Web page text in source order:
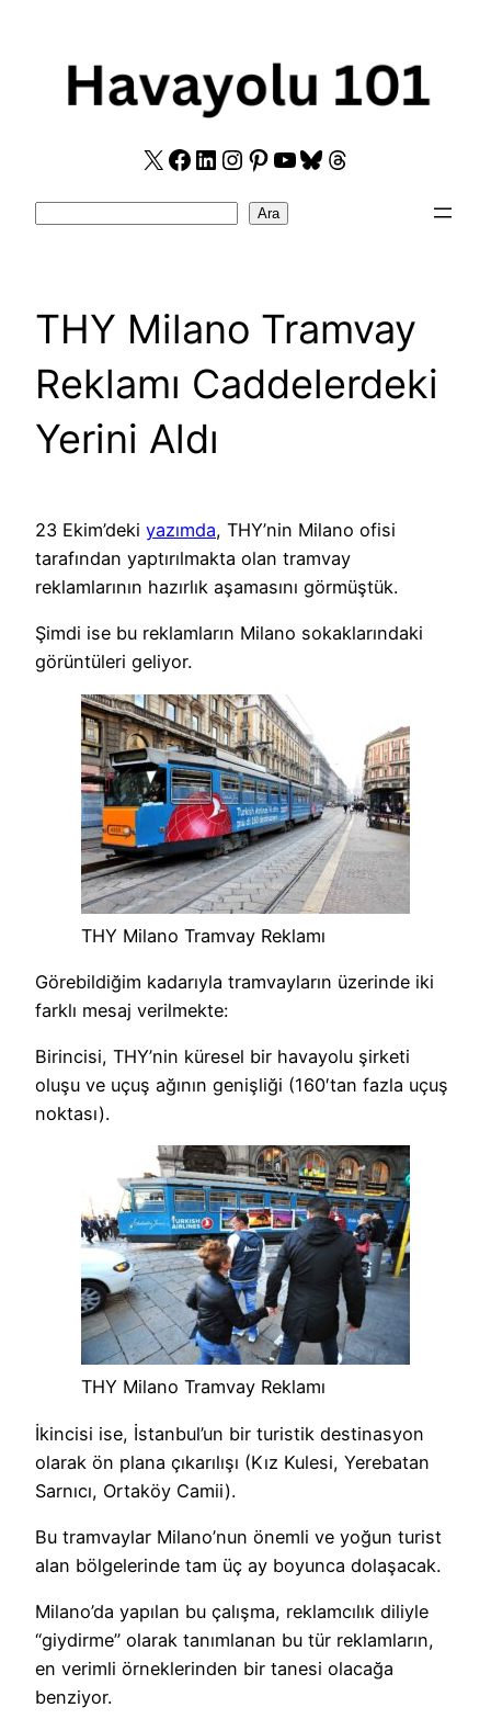
X Facebook
LinkedIn
Instagram
Pinterest
YouTube
Bluesky
Threads
Ara
THY Milano Tramvay
Reklamı Caddelerdeki
Yerini Aldı
23 Ekim’deki yazımda, THY’nin Milano ofisi
tarafından yaptırılmakta olan tramvay
reklamlarının hazırlık aşamasını görmüştük.
Şimdi ise bu reklamların Milano sokaklarındaki
görüntüleri geliyor.
THY Milano Tramvay Reklamı
Görebildiğim kadarıyla tramvayların üzerinde iki
farklı mesaj verilmekte:
Birincisi, THY’nin küresel bir havayolu şirketi
oluşu ve uçuş ağının genişliği (160′tan fazla uçuş
noktası).
THY Milano Tramvay Reklamı
İkincisi ise, İstanbul’un bir turistik destinasyon
olarak ön plana çıkarılışı (Kız Kulesi, Yerebatan
Sarnıcı, Ortaköy Camii).
Bu tramvaylar Milano’nun önemli ve yoğun turist
alan bölgelerinde tam üç ay boyunca dolaşacak.
Milano’da yapılan bu çalışma, reklamcılık diliyle
“giydirme” olarak tanımlanan bu tür reklamların,
en verimli örneklerinden bir tanesi olacağa
benziyor.